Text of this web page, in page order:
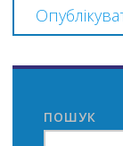
ПОШУК